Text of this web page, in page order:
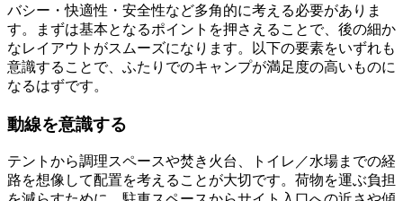
バシー・快適性・安全性など多角的に考える必要がありま
す。まずは基本となるポイントを押さえることで、後の細か
なレイアウトがスムーズになります。以下の要素をいずれも
意識することで、ふたりでのキャンプが満足度の高いものに
なるはずです。
動線を意識する
テントから調理スペースや焚き火台、トイレ／水場までの経
路を想像して配置を考えることが大切です。荷物を運ぶ負担